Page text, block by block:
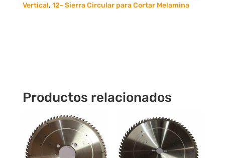
Z80
Vertical, 12- Sierra Circular para Cortar Melamina
Productos relacionados